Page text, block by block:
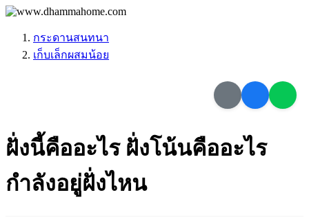
กระดานสนทนา
เก็บเล็กผสมน้อย
ฝั่งนี้คืออะไร ฝั่งโน้นคืออะไร
กำลังอยู่ฝั่งไหน